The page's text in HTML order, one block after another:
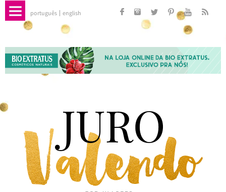
português english